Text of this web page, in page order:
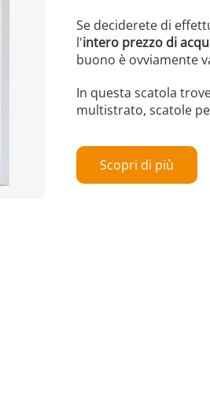
Se deciderete di
l'intero prezzo di
buono è ovviamente
In questa scatola
multistrato, scatole
Scopri di più